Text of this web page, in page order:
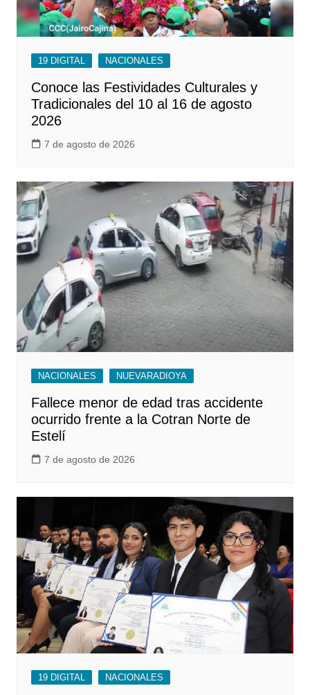
19 DIGITAL NACIONALES
Conoce las Festividades Culturales y
Tradicionales del 10 al 16 de agosto
2026
7 de agosto de 2026
NACIONALES NUEVARADIOYA
Fallece menor de edad tras accidente
ocurrido frente a la Cotran Norte de
Estelí
7 de agosto de 2026
19 DIGITAL NACIONALES